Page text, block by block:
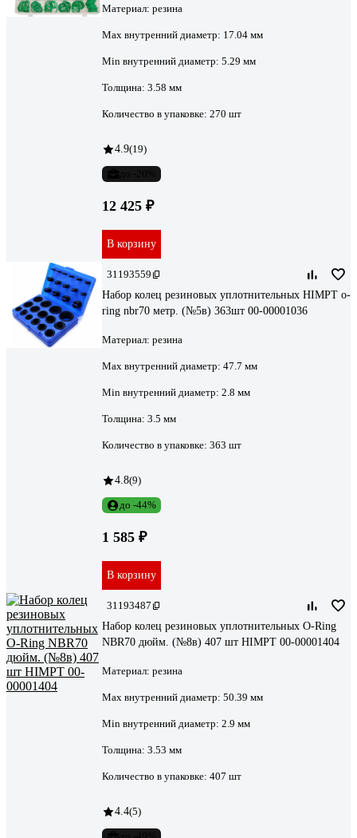
Материал: резина
Max внутренний диаметр: 17.04 мм
Min внутренний диаметр: 5.29 мм
Толщина: 3.58 мм
Количество в упаковке: 270 шт
4.9(19)
12 425 ₽
В корзину
31193559
Набор колец резиновых уплотнительных HIMPT o-
ring nbr70 метр. (№5в) 363шт 00-00001036
Материал: резина
Max внутренний диаметр: 47.7 мм
Min внутренний диаметр: 2.8 мм
Толщина: 3.5 мм
Количество в упаковке: 363 шт
4.8(9)
до -44%
1 585 ₽
В корзину
31193487
Набор колец резиновых уплотнительных O-Ring
NBR70 дюйм. (№8в) 407 шт HIMPT 00-00001404
Материал: резина
Max внутренний диаметр: 50.39 мм
Min внутренний диаметр: 2.9 мм
Толщина: 3.53 мм
Количество в упаковке: 407 шт
4.4(5)